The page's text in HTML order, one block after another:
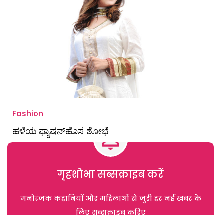
Fashion
ಹಳೆಯ ಫ್ಯಾಷನ್‌ಹೊಸ ಶೋಭೆ
गृहशोभा सब्सक्राइब करें
मनोरंजक कहानियों और महिलाओं से जुड़ी हर नई खबर के
लिए सब्सक्राइब करिए